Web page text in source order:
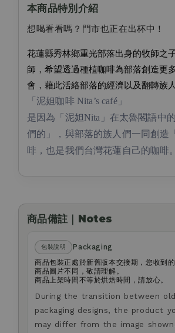
本商品特別介紹
想喝看看嗎？門市也正在出杯中！
花蓮縣秀林鄉重光部落出身的牧師
師，希望透過種植咖啡為部落創造更
會，藉此活絡部落的經濟以及翻轉族
「泥妲咖啡 Nita’s café」
是因為「泥妲Nita」在太魯閣語中
們的」，與部落的族人們一同創造
啡，也是我們台灣花蓮自己的咖啡。
商品備註｜Notes
包裝說明
Packaging
商品包裝正處於新舊版本交接期，您收到
商品圖片不同，敬請理解。
商品上架時間不等於烘焙時間，請放心。
During the transition between
packaging designs, the product
may differ from the image